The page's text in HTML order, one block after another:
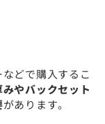
どで購入するこ
みやバックセット
があります。